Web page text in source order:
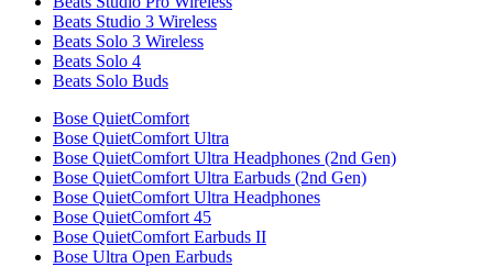
Beats Studio 3 Wireless
Beats Solo 3 Wireless
Beats Solo 4
Beats Solo Buds
Bose QuietComfort
Bose QuietComfort Ultra
Bose QuietComfort Ultra Headphones (2nd Gen)
Bose QuietComfort Ultra Earbuds (2nd Gen)
Bose QuietComfort Ultra Headphones
Bose QuietComfort 45
Bose QuietComfort Earbuds II
Bose Ultra Open Earbuds